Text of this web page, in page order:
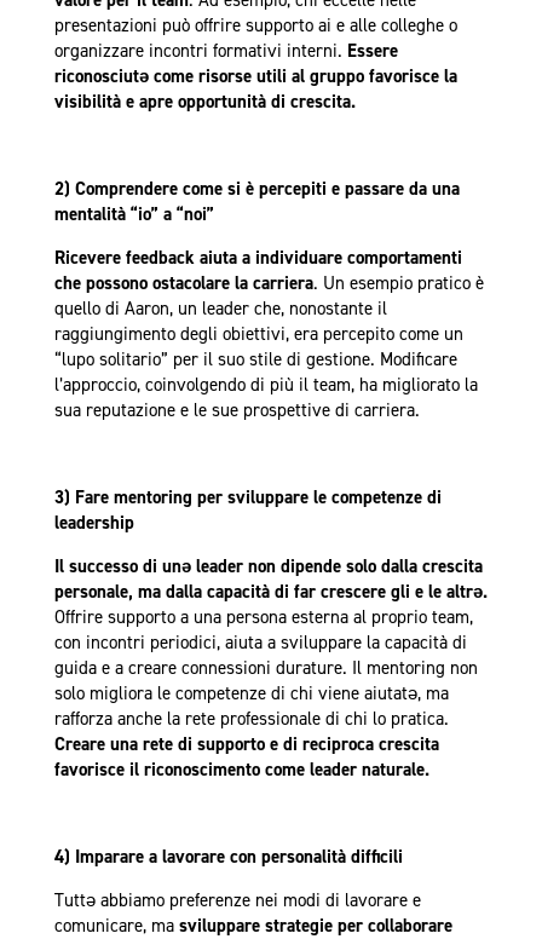
presentazioni può offrire supporto ai e alle colleghe o
organizzare incontri formativi interni. Essere
riconosciutə come risorse utili al gruppo favorisce la
visibilità e apre opportunità di crescita.
2) Comprendere come si è percepiti e passare da una
mentalità “io” a “noi”
Ricevere feedback aiuta a individuare comportamenti
che possono ostacolare la carriera. Un esempio pratico è
quello di Aaron, un leader che, nonostante il
raggiungimento degli obiettivi, era percepito come un
“lupo solitario” per il suo stile di gestione. Modificare
l’approccio, coinvolgendo di più il team, ha migliorato la
sua reputazione e le sue prospettive di carriera.
3) Fare mentoring per sviluppare le competenze di
leadership
Il successo di unə leader non dipende solo dalla crescita
personale, ma dalla capacità di far crescere gli e le altrə.
Offrire supporto a una persona esterna al proprio team,
con incontri periodici, aiuta a sviluppare la capacità di
guida e a creare connessioni durature. Il mentoring non
solo migliora le competenze di chi viene aiutatə, ma
rafforza anche la rete professionale di chi lo pratica.
Creare una rete di supporto e di reciproca crescita
favorisce il riconoscimento come leader naturale.
4) Imparare a lavorare con personalità difficili
Tuttə abbiamo preferenze nei modi di lavorare e
comunicare, ma sviluppare strategie per collaborare